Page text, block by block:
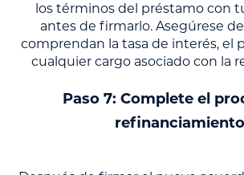
los términos del préstamo con
antes de firmarlo. Asegúrese
comprendan la tasa de interés, el
cualquier cargo asociado con la
Paso 7: Complete el
refinanciamiento